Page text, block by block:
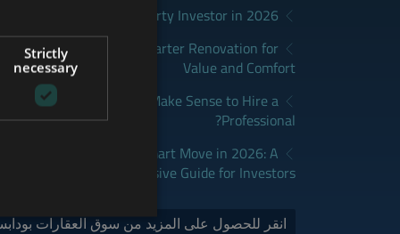
District Fits Which Property Investor in 2026?
How to Plan a Smarter Renovation for
Value and Comfort
When Does It Make Sense to Hire a
Professional?
Real Estate is a Smart Move in 2026: A
Comprehensive Guide for Investors
انقر للحصول على المزيد من سوق العقارات
FRENCH
SPANISH
Strictly
necessary